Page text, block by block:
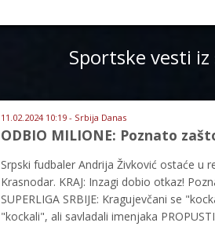
Sportske vesti
11.02.2024 10:19 - Srbija Danas
ODBIO MILIONE: Poznato
Srpski fudbaler Andrija Živković ostaće u
Krasnodar. KRAJ: Inzagi dobio otkaz!
SUPERLIGA SRBIJE: Kragujevčani se
"kockali", ali savladali imenjaka